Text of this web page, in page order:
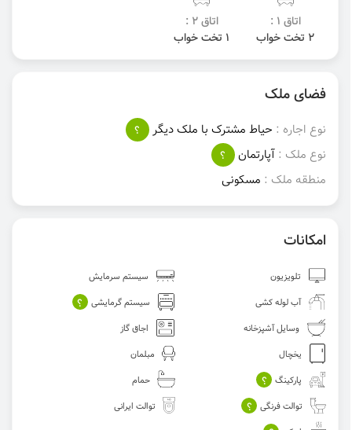
اتاق 1 :
2 تخت خواب
اتاق 2 :
1 تخت خواب
فضای ملک
نوع اجاره : حیاط مشترک با ملک دیگر
؟
نوع ملک : آپارتمان
؟
منطقه ملک : مسکونی
امکانات
تلویزیون
سیستم سرمایش
آب لوله کشی
سیستم گرمایشی ؟
وسایل آشپزخانه
اجاق گاز
یخچال
مبلمان
پارکینگ
؟
حمام
توالت فرنگی
؟
توالت ایرانی